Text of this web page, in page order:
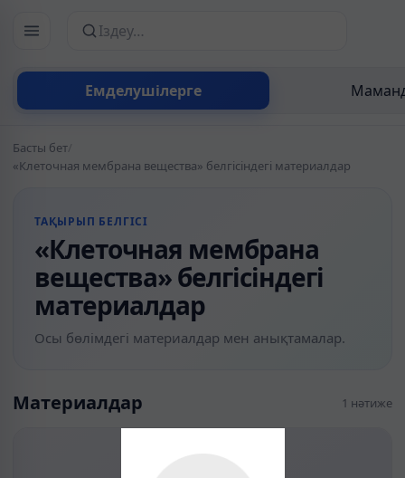
Емделушілерге
Сайттан іздеу
Басты бет/
«Клеточная мембрана вещества» белгісіндегі материалдар
ТАҚЫРЫП БЕЛГІСІ
«Клеточная мембрана
вещества» белгісіндегі
материалдар
Осы бөлімдегі материалдар мен анықтамалар.
Материалдар 1 нәтиже